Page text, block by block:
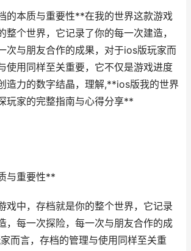
的本质与重要性**在我的世界这款游戏
整个世界，它记录了你的每一次建造，
次与朋友合作的成果，对于ios版玩家而
使用同样至关重要，它不仅是游戏进度
造力的数字结晶，理解,**ios版我的世界
玩家的完整指南与心得分享**
与重要性**
戏中，存档就是你的整个世界，它记录
，每一次探险，每一次与朋友合作的成
而言，存档的管理与使用同样至关重